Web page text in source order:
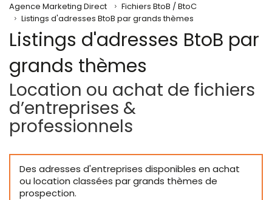
Agence Marketing Direct
Fichiers BtoB / BtoC
Listings d'adresses BtoB par grands thèmes
Listings d'adresses BtoB par
grands thèmes
Location ou achat de fichiers
d’entreprises &
professionnels
Des adresses d'entreprises disponibles en achat
ou location classées par grands thèmes de
prospection.